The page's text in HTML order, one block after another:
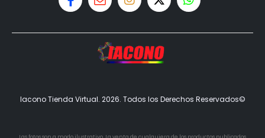
Iacono Tienda Virtual. 2026. Todos los Derechos Reservados©